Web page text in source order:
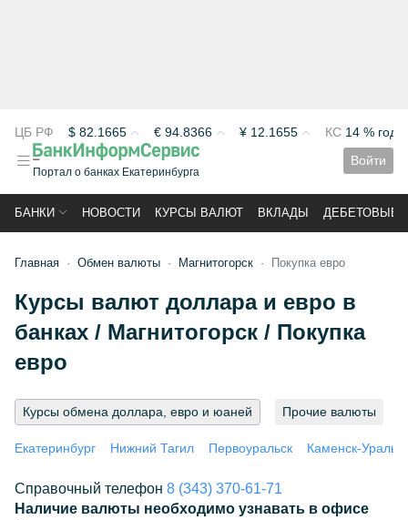
Портал о банках Екатеринбурга
ЦБ РФ $ 82.1665 € 94.8366 ¥ 12.1655 КС 14 % год
Войти
БАНКИ НОВОСТИ КУРСЫ ВАЛЮТ ВКЛАДЫ ДЕБЕТОВЫЕ
Главная Обмен валюты Магнитогорск Покупка евро
Курсы валют доллара и евро в
банках / Магнитогорск / Покупка
евро
Курсы обмена доллара, евро и юаней Прочие валюты
Екатеринбург Нижний Тагил Первоуральск Каменск-
Справочный телефон 8 (343) 370-61-71
Наличие валюты необходимо узнавать в офисе